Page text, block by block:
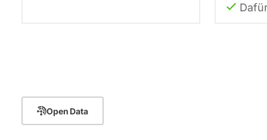
Open Data